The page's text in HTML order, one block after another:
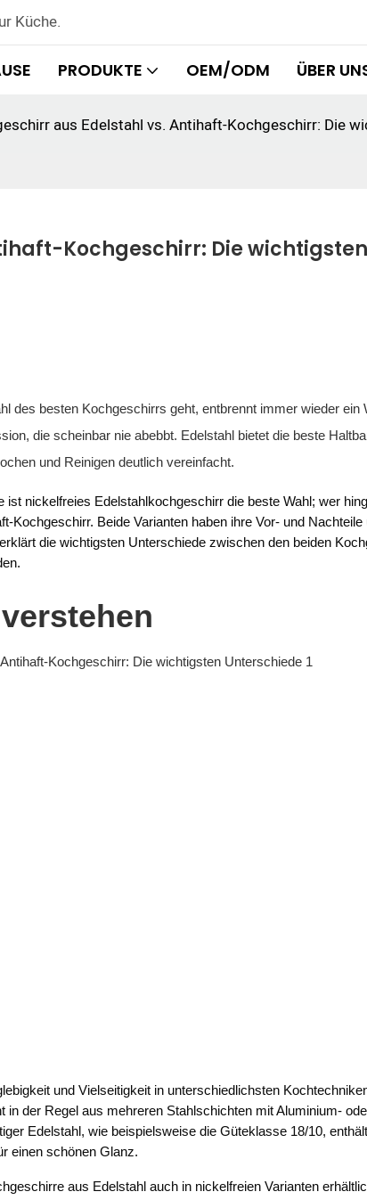
Küche.
PRODUKTE OEM/ODM ÜBER
aus Edelstahl vs. Antihaft-Kochgeschirr: Die
Kochgeschirr: Die wichtigsten
des besten Kochgeschirrs geht, entbrennt immer wieder ein
die scheinbar nie abebbt. Edelstahl bietet die beste
und Reinigen deutlich vereinfacht.
nickelfreies Edelstahlkochgeschirr die beste Wahl; wer
Kochgeschirr. Beide Varianten haben ihre Vor- und Nachteile
die wichtigsten Unterschiede zwischen den beiden
und Vielseitigkeit in unterschiedlichsten
der Regel aus mehreren Stahlschichten mit Aluminium-
Edelstahl, wie beispielsweise die Güteklasse 18/10,
einen schönen Glanz.
aus Edelstahl auch in nickelfreien Varianten